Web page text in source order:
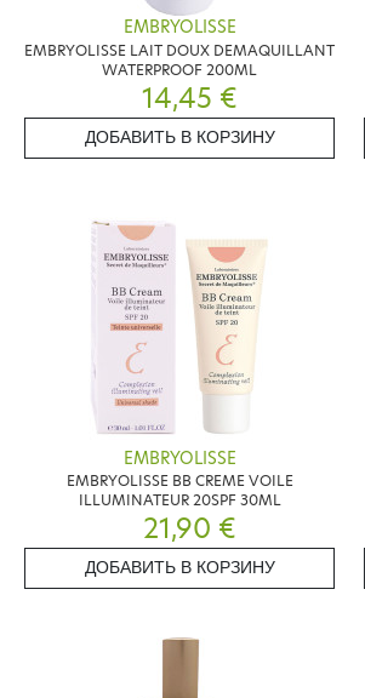
EMBRYOLISSE
EMBRYOLISSE LAIT DOUX DEMAQUILLANT
WATERPROOF 200ML
14,45 €
ДОБАВИТЬ В КОРЗИНУ
EMBRYOLISSE
EMBRYOLISSE BB CREME VOILE
ILLUMINATEUR 20SPF 30ML
21,90 €
ДОБАВИТЬ В КОРЗИНУ